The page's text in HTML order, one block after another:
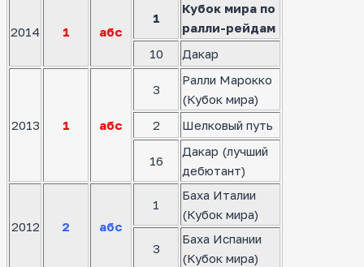
2014 1 абс
1
Кубок мира по
ралли-рейдам
10
Дакар
2013 1 абс
3
Ралли Марокко
(Кубок мира)
2
Шелковый путь
16
Дакар (лучший
дебютант)
2012 2 абс
1
Баха Италии
(Кубок мира)
3
Баха Испании
(Кубок мира)